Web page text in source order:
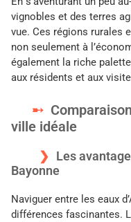
vignobles et des terres
vue. Ces régions rurales
non seulement à
également la riche
aux résidents et aux
ville idéale
Les
Bayonne
Naviguer entre les eaux
différences fascinantes.